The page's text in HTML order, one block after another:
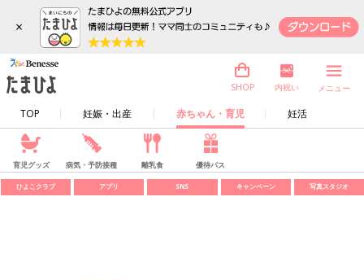
×
TOP 妊娠・出産 赤ちゃん・育児 妊活
SHOP 内祝い メニュー
育児グッズ 病気・予防接種 離乳食 優待パス
ひよこクラブ アプリ SNS キャンペーン 写真スタジオ